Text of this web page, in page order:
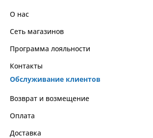
О нас
Сеть магазинов
Программа лояльности
Контакты
Обслуживание клиентов
Возврат и возмещение
Оплата
Доставка